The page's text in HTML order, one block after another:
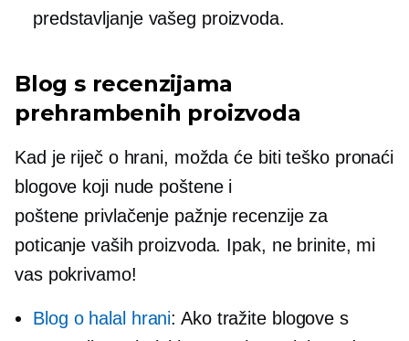
predstavljanje vašeg proizvoda.
Blog s recenzijama
prehrambenih proizvoda
Kad je riječ o hrani, možda će biti teško pronaći
blogove koji nude poštene i
poštene privlačenje pažnjerecenzije za
poticanje vaših proizvoda. Ipak, ne brinite, mi
vas pokrivamo!
Blog o halal hrani: Ako tražite blogove s